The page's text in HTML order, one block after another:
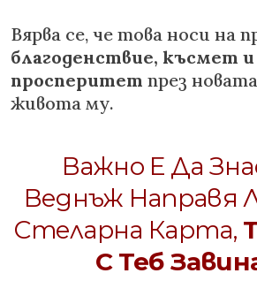
Вярва се, че това носи на
благоденствие, късмет и
просперитет през
живота му.
Важно Е Да
Веднъж Направя
Стеларна Карта,
С Теб